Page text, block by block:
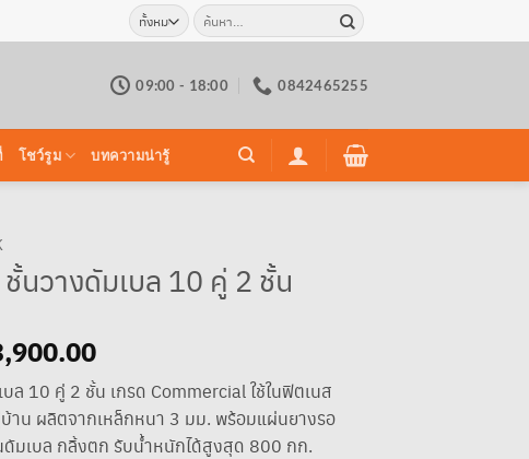
ค้นหา:
09:00 - 18:00 0842465255
โชว์รูม บทความน่ารู้
นวางดัมเบล 10 คู่ 2 ชั้น
Current
price
is:
฿13,900.00.
ล 10 คู่ 2 ชั้น เกรด Commercial ใช้ในฟิตเนส
าน ผลิตจากเหล็กหนา 3 มม. พร้อมแผ่นยางรอ
มเบล กลิ้งตก รับน้ำหนักได้สูงสุด 800 กก.